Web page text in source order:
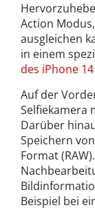
Action
ausgleichen
in einem
des iPhone
Auf der
Selfiekamera
Darüber
Speichern
Format
Beispiel bei